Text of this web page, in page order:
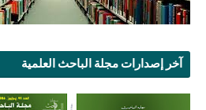
آخر إصدارات مجلة الباحث العلمية